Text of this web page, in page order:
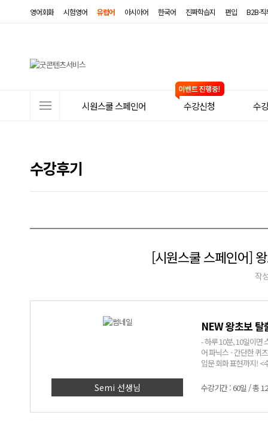
영어회화 시험영어 유럽어 아시아어 한국어 진짜학습지 편입 B2B·
뉴
시원스쿨 스페인어 수강신청 수
수강후기
[시원스쿨 스페인어]
작
Semi 선생님
NEW 왕초보 탈
- 하루 10분, 10일이면
어 파닉스 - 간단한 퀴
입문 회화 표현까지! <수강 효과> - 10일이면 스페인어를 읽을 수 있다! - 나도 모르게 머릿속에 입력
왕초보탈출 강의를 듣
수강기간 : 60일 / 총